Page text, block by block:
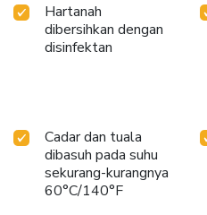
Hartanah
dibersihkan dengan
disinfektan
Cadar dan tuala
dibasuh pada suhu
sekurang-kurangnya
60°C/140°F